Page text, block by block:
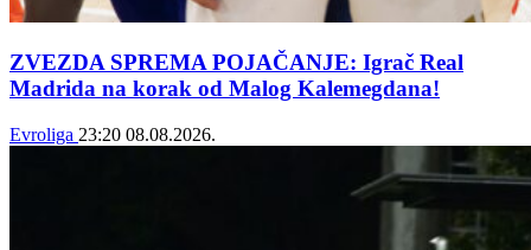
ZVEZDA SPREMA POJAČANJE: Igrač Real
Madrida na korak od Malog Kalemegdana!
Evroliga 23:20 08.08.2026.